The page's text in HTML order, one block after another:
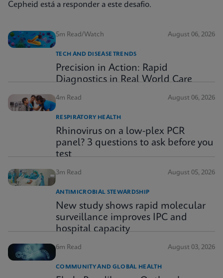
Cepheid está a responder a este desafio.
5m Read/Watch August 06, 2026
TECH AND DISEASE TRENDS
Precision in Action: Rapid
Diagnostics in Real World Care
4m Read August 06, 2026
RESPIRATORY HEALTH
Rhinovirus on a low-plex PCR
panel? 3 questions to ask before you
test
3m Read August 05, 2026
ANTIMICROBIAL STEWARDSHIP
New study shows rapid molecular
surveillance improves IPC and
hospital capacity
6m Read August 03, 2026
COMMUNITY AND GLOBAL HEALTH